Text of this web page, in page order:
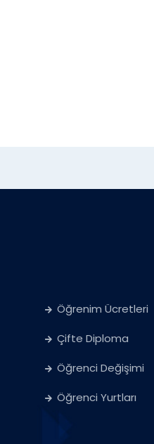
Öğrenim Ücretleri
Çifte Diploma
Öğrenci Değişimi
Öğrenci Yurtları